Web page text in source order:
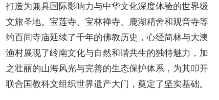
打造为兼具国际影响力与中华文化深度体验的世界级
文旅圣地。宝莲寺、宝林禅寺、鹿湖精舍和观音寺等
约百间寺庙延续了千年的佛教历史，心经简林与大澳
渔村展现了岭南文化与自然和谐共生的独特魅力，加
之壮丽的山海风光与完善的生态保护体系，为其叩开
联合国教科文组织世界遗产大门，奠定了坚实基础。